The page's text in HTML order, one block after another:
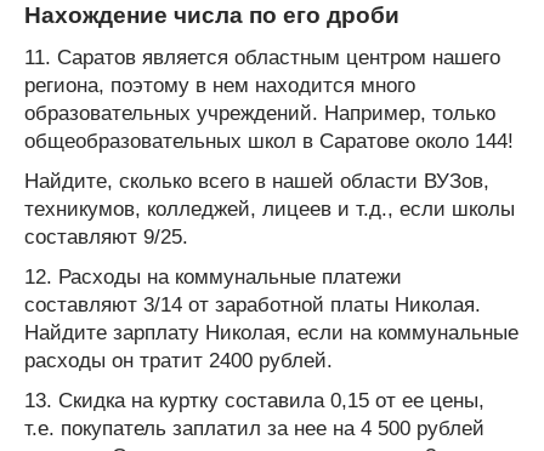
Нахождение числа по его дроби
11. Саратов является областным центром нашего
региона, поэтому в нем находится много
образовательных учреждений. Например, только
общеобразовательных школ в Саратове около 144!
Найдите, сколько всего в нашей области ВУЗов,
техникумов, колледжей, лицеев и т.д., если школы
составляют 9/25.
12. Расходы на коммунальные платежи
составляют 3/14 от заработной платы Николая.
Найдите зарплату Николая, если на коммунальные
расходы он тратит 2400 рублей.
13. Скидка на куртку составила 0,15 от ее цены,
т.е. покупатель заплатил за нее на 4 500 рублей